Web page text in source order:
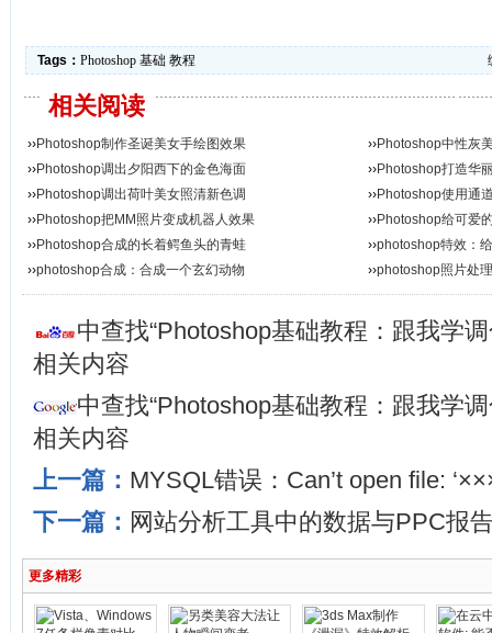
Tags： Photoshop 基础 教程
相关阅读
››Photoshop制作圣诞美女手绘图效果 ››Photoshop中性灰
››Photoshop调出夕阳西下的金色海面 ››Photoshop打造华
››Photoshop调出荷叶美女照清新色调 ››Photoshop使用通
››Photoshop把MM照片变成机器人效果 ››Photoshop给可爱
››Photoshop合成的长着鳄鱼头的青蛙 ››photoshop特效：
››photoshop合成：合成一个玄幻动物 ››photoshop照片处
中查找“Photoshop基础教程：跟我学
相关内容
中查找“Photoshop基础教程：跟我学
相关内容
上一篇： MYSQL错误：Can’t open file:
下一篇： 网站分析工具中的数据与PPC报
更多精彩